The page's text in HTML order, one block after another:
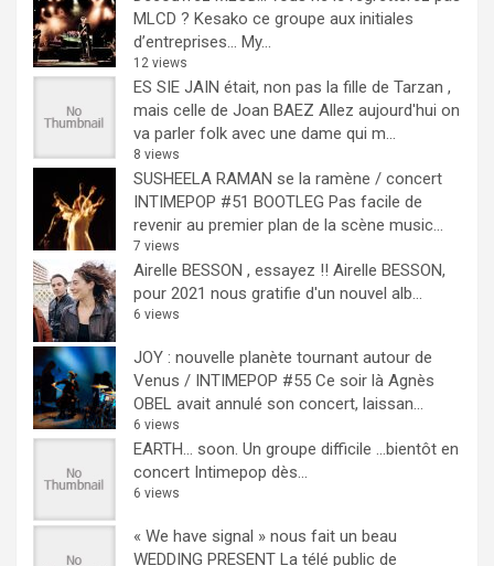
MLCD ? Kesako ce groupe aux initiales
d’entreprises… My...
12 views
ES SIE JAIN était, non pas la fille de Tarzan ,
mais celle de Joan BAEZ Allez aujourd'hui on
va parler folk avec une dame qui m...
8 views
SUSHEELA RAMAN se la ramène / concert
INTIMEPOP #51 BOOTLEG Pas facile de
revenir au premier plan de la scène music...
7 views
Airelle BESSON , essayez !! Airelle BESSON,
pour 2021 nous gratifie d'un nouvel alb...
6 views
JOY : nouvelle planète tournant autour de
Venus / INTIMEPOP #55 Ce soir là Agnès
OBEL avait annulé son concert, laissan...
6 views
EARTH… soon. Un groupe difficile ...bientôt en
concert Intimepop dès...
6 views
« We have signal » nous fait un beau
WEDDING PRESENT La télé public de